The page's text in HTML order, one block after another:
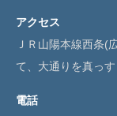
アクセス
ＪＲ山陽本線西条
て、大通りを真っ
電話